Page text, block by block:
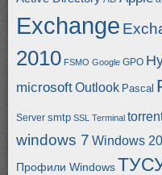
Exchange
2010 FSMO Google GPO
microsoftOutlook Pascal
Server smtp SSL Terminal
windows 7 Windows
Профили Windows